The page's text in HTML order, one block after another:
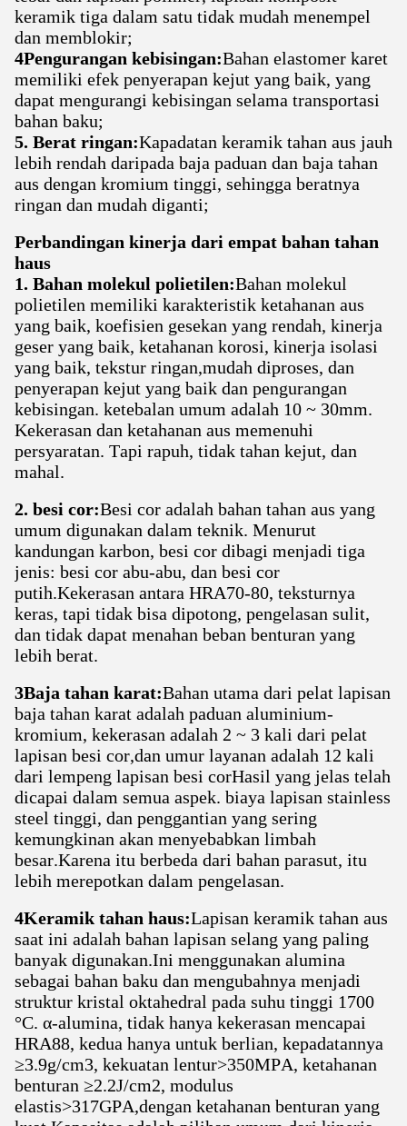
keramik tiga dalam satu tidak mudah menempel
dan memblokir;
4Pengurangan kebisingan:Bahan elastomer karet
memiliki efek penyerapan kejut yang baik, yang
dapat mengurangi kebisingan selama transportasi
bahan baku;
5. Berat ringan:Kapadatan keramik tahan aus jauh
lebih rendah daripada baja paduan dan baja tahan
aus dengan kromium tinggi, sehingga beratnya
ringan dan mudah diganti;
Perbandingan kinerja dari empat bahan tahan
haus
1. Bahan molekul polietilen:Bahan molekul
polietilen memiliki karakteristik ketahanan aus
yang baik, koefisien gesekan yang rendah, kinerja
geser yang baik, ketahanan korosi, kinerja isolasi
yang baik, tekstur ringan,mudah diproses, dan
penyerapan kejut yang baik dan pengurangan
kebisingan. ketebalan umum adalah 10 ~ 30mm.
Kekerasan dan ketahanan aus memenuhi
persyaratan. Tapi rapuh, tidak tahan kejut, dan
mahal.
2. besi cor:Besi cor adalah bahan tahan aus yang
umum digunakan dalam teknik. Menurut
kandungan karbon, besi cor dibagi menjadi tiga
jenis: besi cor abu-abu, dan besi cor
putih.Kekerasan antara HRA70-80, teksturnya
keras, tapi tidak bisa dipotong, pengelasan sulit,
dan tidak dapat menahan beban benturan yang
lebih berat.
3Baja tahan karat:Bahan utama dari pelat lapisan
baja tahan karat adalah paduan aluminium-
kromium, kekerasan adalah 2 ~ 3 kali dari pelat
lapisan besi cor,dan umur layanan adalah 12 kali
dari lempeng lapisan besi corHasil yang jelas telah
dicapai dalam semua aspek. biaya lapisan stainless
steel tinggi, dan penggantian yang sering
kemungkinan akan menyebabkan limbah
besar.Karena itu berbeda dari bahan parasut, itu
lebih merepotkan dalam pengelasan.
4Keramik tahan haus:Lapisan keramik tahan aus
saat ini adalah bahan lapisan selang yang paling
banyak digunakan.Ini menggunakan alumina
sebagai bahan baku dan mengubahnya menjadi
struktur kristal oktahedral pada suhu tinggi 1700
°C. α-alumina, tidak hanya kekerasan mencapai
HRA88, kedua hanya untuk berlian, kepadatannya
≥3.9g/cm3, kekuatan lentur>350MPA, ketahanan
benturan ≥2.2J/cm2, modulus
elastis>317GPA,dengan ketahanan benturan yang